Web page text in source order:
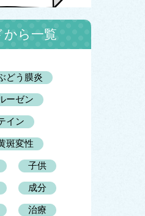
から一覧
どう膜炎
ーゼン
イン
斑変性
子供
成分
治療